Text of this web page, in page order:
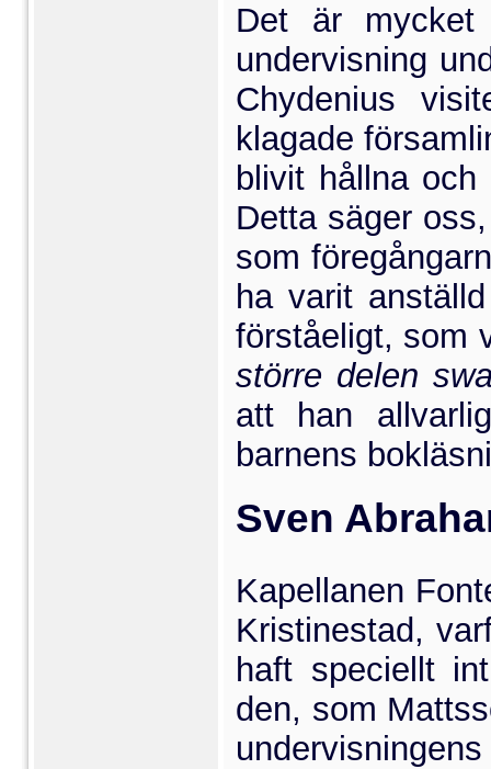
Det är
undervisning
Chydenius
klagade
blivit hållna
Detta säger
som
ha varit
förståeligt, som
större delen
att han
barnens
Sven
Kapellanen
Kristinestad,
haft speciellt
den, som